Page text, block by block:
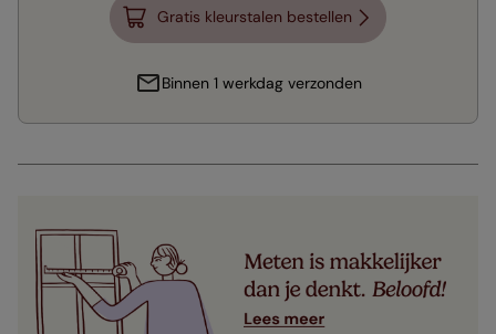
Gratis kleurstalen bestellen
Binnen 1 werkdag verzonden